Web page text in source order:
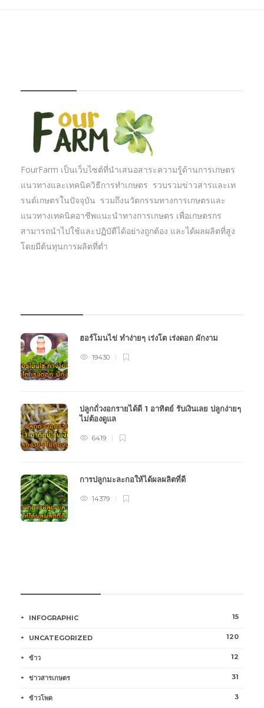
FourFarm เป็นเว็บไซต์ที่นำเสนอสาระความรู้ด้านการเกษตร
แนวทางและเทคนิควิธีการทำเกษตร รวบรวมข่าวสารและเท
รนด์เกษตรในปัจจุบัน รวมถึงนวัตกรรมทางการเกษตรและ
แนวทางเทคนิคอาชีพแนะนำทางการเกษตร เพื่อเกษตรกร
สามารถนำไปใช้และปฏิบัตืได้อย่างถูกต้อง และได้ผลผลิตที่สูง
โดยมีต้นทุนการผลิตที่ต่ำ
ฮอร์โมนไข่ ทำง่ายๆ เร่งโต เร่งดอก ผักงาม
19430
ปลูกถั่วงอกรายได้ดี 1 อาทิตย์ รับเงินเลย ปลูกง่ายๆ
ไม่ต้องดูแล
6419
การปลูกมะละกอให้ได้ผลผลิตที่ดี
14379
INFOGRAPHIC 15
UNCATEGORIZED 120
ข้าว 12
ข่าวสารเกษตร 31
ข้าวโพด 3